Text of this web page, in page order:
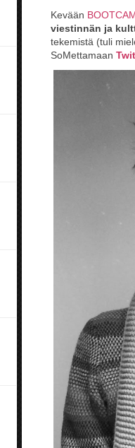
Kevään
viestinnän ja
tekemistä (tuli
SoMettamaan